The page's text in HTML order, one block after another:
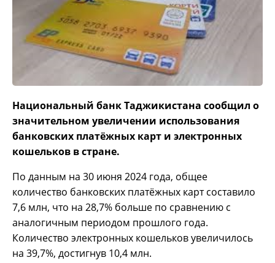
Национальный банк Таджикистана сообщил о
значительном увеличении использования
банковских платёжных карт и электронных
кошельков в стране.
По данным на 30 июня 2024 года, общее
количество банковских платёжных карт составило
7,6 млн, что на 28,7% больше по сравнению с
аналогичным периодом прошлого года.
Количество электронных кошельков увеличилось
на 39,7%, достигнув 10,4 млн.